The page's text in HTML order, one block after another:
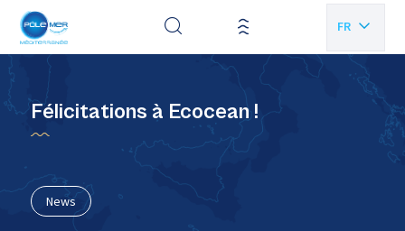
FR
EN
Félicitations à Ecocean !
News
Panneau de gestion des cookies